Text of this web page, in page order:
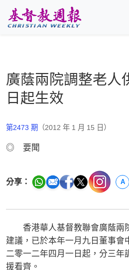
廣蔭兩院調整老人
日起生效
第2473 期 （2012 年 1 月 15 日）
◎ 要聞
分享： A
香港華人基督教聯會廣蔭兩院
建議，已於本年一月九日董事會
二零一二年四月一日起，分三年
援看齊。